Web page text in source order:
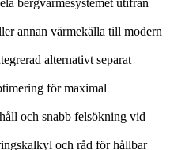
annan värmekälla till modern
alternativt separat
för maximal
och snabb felsökning vid
och råd för hållbar